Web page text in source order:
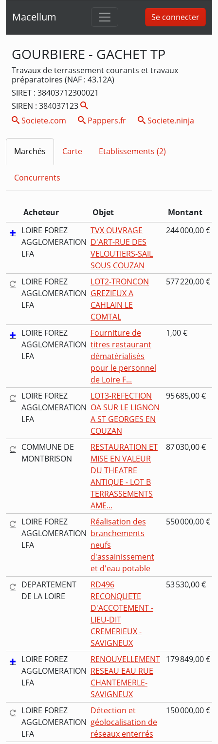
Macellum Se connecter
GOURBIERE - GACHET TP
Travaux de terrassement courants et travaux
préparatoires (NAF : 43.12A)
SIRET : 38403712300021
SIREN : 384037123
Societe.com
Pappers.fr Societe.ninja
Marchés Carte Etablissements (2)
Concurrents
Acheteur Objet
Montant
LOIRE FOREZ
AGGLOMERATION
LFA
TVX OUVRAGE
D'ART-RUE DES
VELOUTIERS-SAIL
SOUS COUZAN
244 000,00 €
LOIRE FOREZ
AGGLOMERATION
LFA
LOT2-TRONCON
GREZIEUX A
CAHLAIN LE
COMTAL
577 220,00 €
LOIRE FOREZ
AGGLOMERATION
LFA
Fourniture de
titres restaurant
dématérialisés
pour le personnel
de Loire F...
1,00 €
LOIRE FOREZ
AGGLOMERATION
LFA
LOT3-REFECTION
OA SUR LE LIGNON
A ST GEORGES EN
COUZAN
95 685,00 €
COMMUNE DE
MONTBRISON
RESTAURATION ET
MISE EN VALEUR
DU THEATRE
ANTIQUE - LOT B
TERRASSEMENTS
AME...
87 030,00 €
LOIRE FOREZ
AGGLOMERATION
LFA
Réalisation des
branchements
neufs
d'assainissement
et d'eau potable
550 000,00 €
DEPARTEMENT
DE LA LOIRE
RD496
RECONQUETE
D'ACCOTEMENT -
LIEU-DIT
CREMERIEUX -
SAVIGNEUX
53 530,00 €
LOIRE FOREZ
AGGLOMERATION
LFA
RENOUVELLEMENT
RESEAU EAU RUE
CHANTEMERLE-
SAVIGNEUX
179 849,00 €
LOIRE FOREZ
AGGLOMERATION
LFA
Détection et
géolocalisation de
réseaux enterrés
150 000,00 €